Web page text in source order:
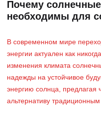
Почему
необходимы для
В современном мире
энергии актуален как
изменения климата
надежды на устойчивое
энергию солнца, предлагая
альтернативу